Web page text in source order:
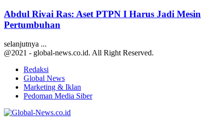
Abdul Rivai Ras: Aset PTPN I Harus Jadi Mesin
Pertumbuhan
selanjutnya ...
@2021 - global-news.co.id. All Right Reserved.
Redaksi
Global News
Marketing & Iklan
Pedoman Media Siber